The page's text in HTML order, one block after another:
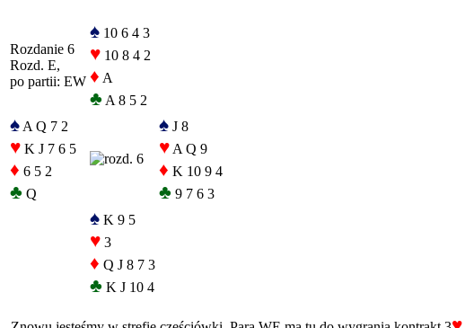
Rozdanie 6
Rozd. E,
po partii: EW
♠ 10 6 4 3
♥ 10 8 4 2
♦ A
♣ A 8 5 2
♠ A Q 7 2
♥ K J 7 6 5
♦ 6 5 2
♣ Q
♠ J 8
♥ A Q 9
♦ K 10 9 4
♣ 9 7 6 3
♠ K 9 5
♥ 3
♦ Q J 8 7 3
♣ K J 10 4